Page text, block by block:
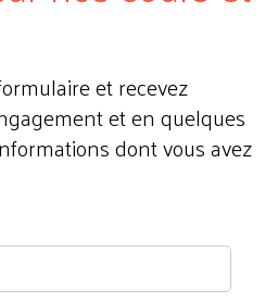
et recevez
et en quelques
dont vous avez